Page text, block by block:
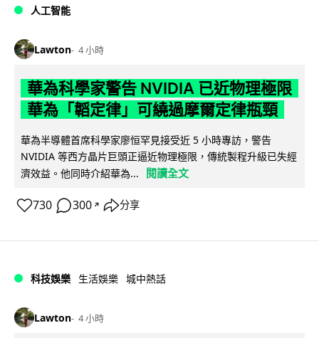
人工智能
Lawton 4 小時
華為科學家警告 NVIDIA 已近物理極限
華為「韜定律」可繞過摩爾定律瓶頸
華為半導體首席科學家廖恒罕見接受近 5 小時專訪，警告
NVIDIA 等西方晶片巨頭正逼近物理極限，傳統製程升級已失經
濟效益。他同時介紹華為...
閱讀全文
730 300 ↗ 分享
科技娛樂 生活娛樂 城中熱話
Lawton 4 小時